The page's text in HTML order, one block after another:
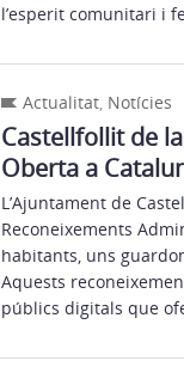
l’esperit comunitari i
Actualitat, Notícies
Castellfollit de
Oberta a
L’Ajuntament de
Reconeixements
habitants, uns
Aquests
públics digitals que